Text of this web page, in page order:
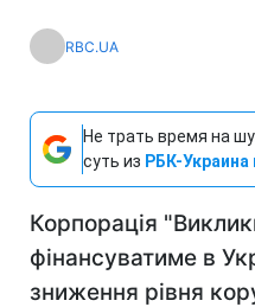
RBC.UA
Не трать время на
суть из РБК-Украина
Корпорація
фінансуватиме в
зниження рівня